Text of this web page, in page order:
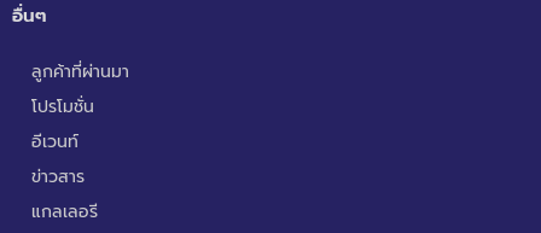
อื่นๆ
ลูกค้าที่ผ่านมา
โปรโมชั่น
อีเวนท์
ข่าวสาร
แกลเลอรี